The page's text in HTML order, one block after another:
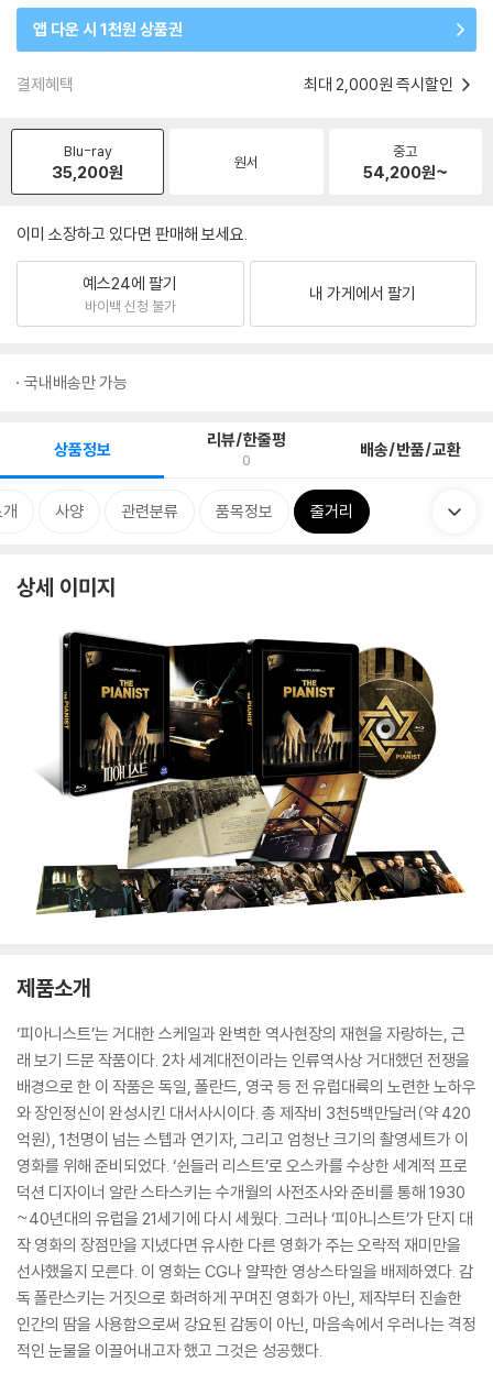
앱 다운 시 1천원 상품권
결제혜택 최대 2,000원 즉시할인
Blu-ray
35,200원 원서
중고
54,200원~
이미 소장하고 있다면 판매해 보세요.
예스24에 팔기
바이백 신청 불가
내 가게에서 팔기
국내배송만 가능
상품정보 리뷰/한줄평
0 배송/반품/교환
사양 관련분류 품목정보 줄거리
상세 이미지
제품소개
‘피아니스트’는 거대한 스케일과 완벽한 역사현장의 재현을 자랑하는, 근
래 보기 드문 작품이다. 2차 세계대전이라는 인류역사상 거대했던 전쟁을
배경으로 한 이 작품은 독일, 폴란드, 영국 등 전 유럽대륙의 노련한 노하우
와 장인정신이 완성시킨 대서사시이다. 총 제작비 3천5백만달러(약 420
억원), 1천명이 넘는 스텝과 연기자, 그리고 엄청난 크기의 촬영세트가 이
영화를 위해 준비되었다. ‘쉰들러 리스트’로 오스카를 수상한 세계적 프로
덕션 디자이너 알란 스타스키는 수개월의 사전조사와 준비를 통해 1930
~40년대의 유럽을 21세기에 다시 세웠다. 그러나 ‘피아니스트’가 단지 대
작 영화의 장점만을 지녔다면 유사한 다른 영화가 주는 오락적 재미만을
선사했을지 모른다. 이 영화는 CG나 얄팍한 영상스타일을 배제하였다. 감
독 폴란스키는 거짓으로 화려하게 꾸며진 영화가 아닌, 제작부터 진솔한
인간의 땀을 사용함으로써 강요된 감동이 아닌, 마음속에서 우러나는 격정
적인 눈물을 이끌어내고자 했고 그것은 성공했다.